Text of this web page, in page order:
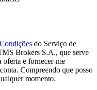
do Serviço de
Brokers S.A., que serve
oferta e fornecer-me
Compreendo que posso
momento.